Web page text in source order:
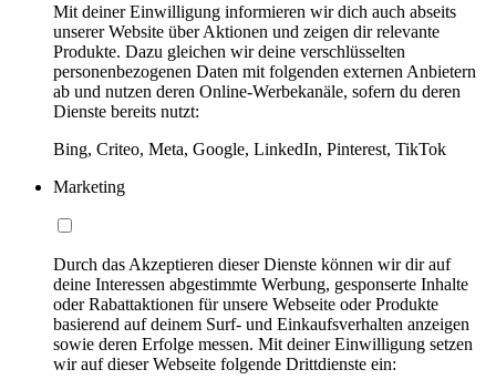
Mit deiner Einwilligung informieren wir dich auch abseits
unserer Website über Aktionen und zeigen dir relevante
Produkte. Dazu gleichen wir deine verschlüsselten
personenbezogenen Daten mit folgenden externen Anbietern
ab und nutzen deren Online-Werbekanäle, sofern du deren
Dienste bereits nutzt:
Bing, Criteo, Meta, Google, LinkedIn, Pinterest, TikTok
Marketing
Durch das Akzeptieren dieser Dienste können wir dir auf
deine Interessen abgestimmte Werbung, gesponserte Inhalte
oder Rabattaktionen für unsere Webseite oder Produkte
basierend auf deinem Surf- und Einkaufsverhalten anzeigen
sowie deren Erfolge messen. Mit deiner Einwilligung setzen
wir auf dieser Webseite folgende Drittdienste ein: